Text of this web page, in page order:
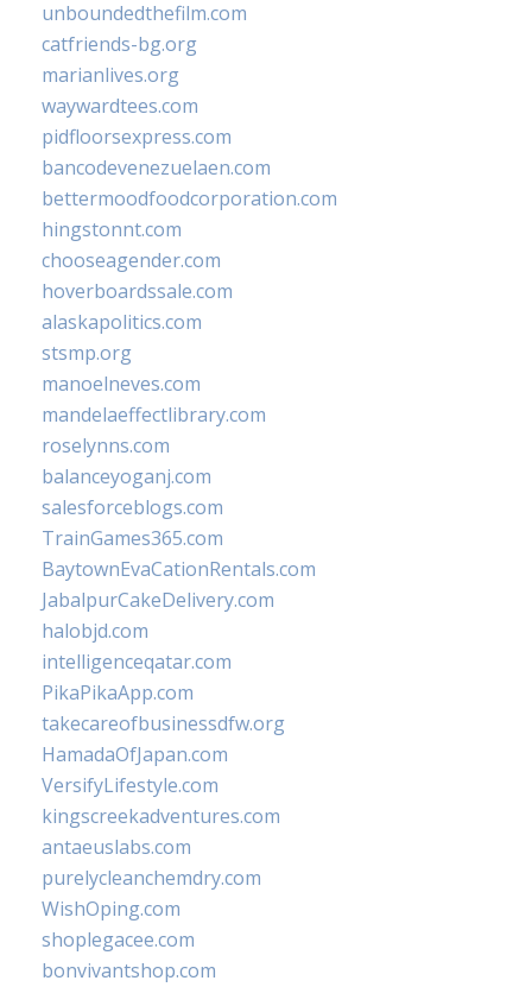
unboundedthefilm.com
catfriends-bg.org
marianlives.org
waywardtees.com
pidfloorsexpress.com
bancodevenezuelaen.com
bettermoodfoodcorporation.com
hingstonnt.com
chooseagender.com
hoverboardssale.com
alaskapolitics.com
stsmp.org
manoelneves.com
mandelaeffectlibrary.com
roselynns.com
balanceyoganj.com
salesforceblogs.com
TrainGames365.com
BaytownEvaCationRentals.com
JabalpurCakeDelivery.com
halobjd.com
intelligenceqatar.com
PikaPikaApp.com
takecareofbusinessdfw.org
HamadaOfJapan.com
VersifyLifestyle.com
kingscreekadventures.com
antaeuslabs.com
purelycleanchemdry.com
WishOping.com
shoplegacee.com
bonvivantshop.com